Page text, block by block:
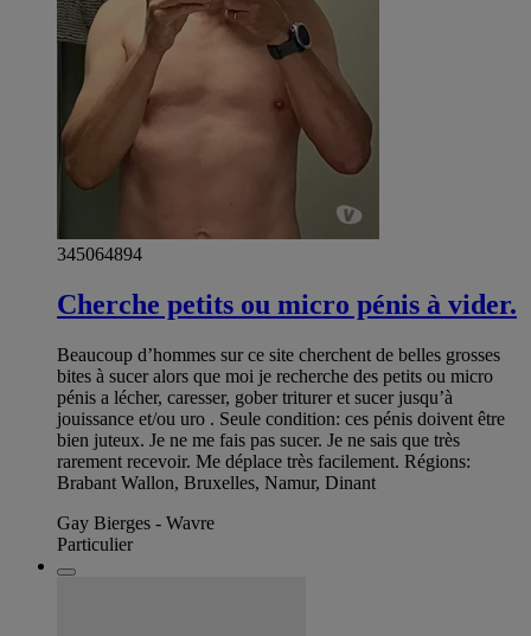
345064894
Cherche petits ou micro pénis à vider.
Beaucoup d’hommes sur ce site cherchent de belles grosses
bites à sucer alors que moi je recherche des petits ou micro
pénis a lécher, caresser, gober triturer et sucer jusqu’à
jouissance et/ou uro . Seule condition: ces pénis doivent être
bien juteux. Je ne me fais pas sucer. Je ne sais que très
rarement recevoir. Me déplace très facilement. Régions:
Brabant Wallon, Bruxelles, Namur, Dinant
Gay Bierges - Wavre
Particulier